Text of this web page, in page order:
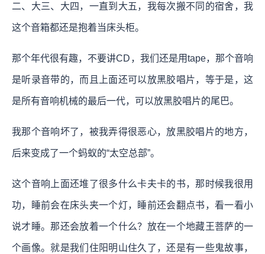
二、大三、大四，一直到大五，我每次搬不同的宿舍，我
这个音箱都还是抱着当床头柜。
那个年代很有趣，不要讲CD，我们还是用tape，那个音响
是听录音带的，而且上面还可以放黑胶唱片，等于是，这
是所有音响机械的最后一代，可以放黑胶唱片的尾巴。
我那个音响坏了，被我弄得很恶心，放黑胶唱片的地方，
后来变成了一个蚂蚁的“太空总部”。
这个音响上面还堆了很多什么卡夫卡的书，那时候我很用
功，睡前会在床头夹一个灯，睡前还会翻点书，看一看小
说才睡。那还会放着一个什么？放在一个地藏王菩萨的一
个画像。就是我们住阳明山住久了，还是有一些鬼故事，